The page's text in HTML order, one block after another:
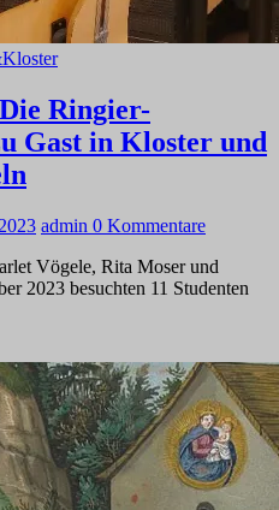
Ringier-
Gast in Kloster und
admin 0 Kommentare
Vögele, Rita Moser und
2023 besuchten 11 Studenten